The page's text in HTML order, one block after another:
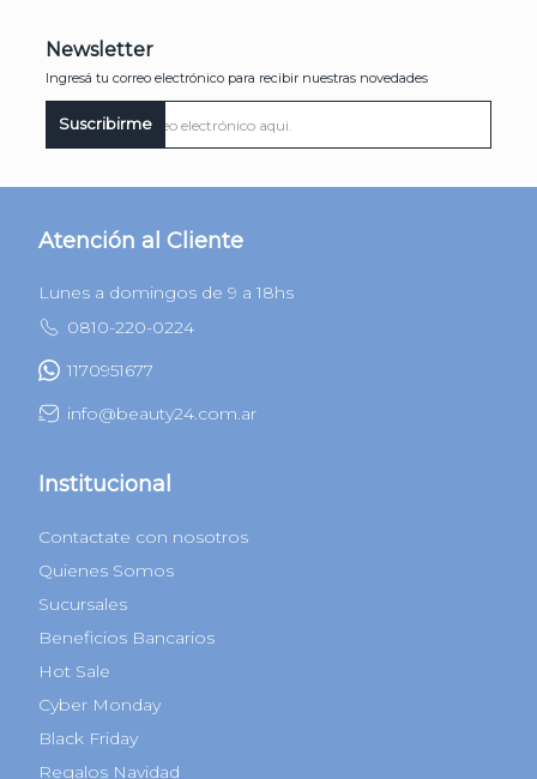
Newsletter
Ingresá tu correo electrónico para recibir nuestras novedades
Suscribirme
Atención al Cliente
Lunes a domingos de 9 a 18hs
0810-220-0224
1170951677
info@beauty24.com.ar
Institucional
Contactate con nosotros
Quienes Somos
Sucursales
Beneficios Bancarios
Hot Sale
Cyber Monday
Black Friday
Regalos Navidad